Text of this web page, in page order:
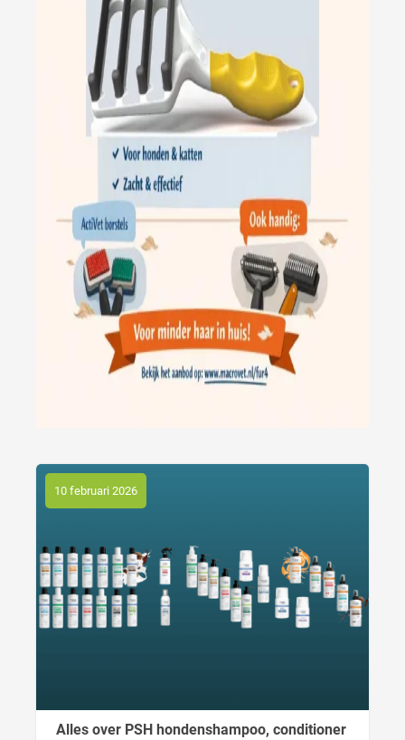
10 februari 2026
Alles over PSH hondenshampoo, conditioner